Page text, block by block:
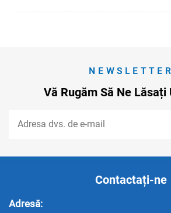
NEWSLETTER
Vă Rugăm Să Ne Lăsați
Contactați-ne
Adresă: